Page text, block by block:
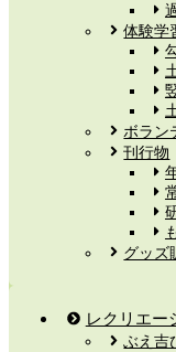
体験学
ボラン
刊行物
グッズ
レクリエー
ぶえ吉